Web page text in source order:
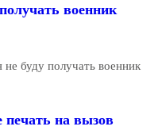
военник
буду получать военник
печать на вызов